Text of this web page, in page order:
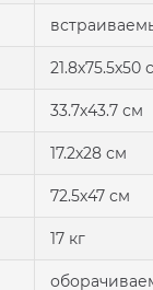
21.8х75.5х50
33.7х43.7 см
17.2х28 см
72.5х47 см
17 кг